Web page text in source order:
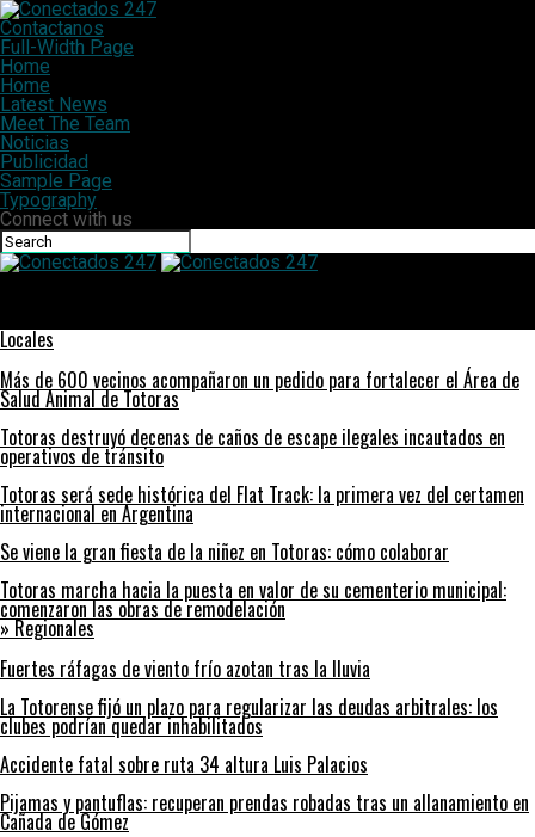
Contactanos
Full-Width Page
Home
Home
Latest News
Meet The Team
Noticias
Publicidad
Sample Page
Typography
Connect with us
Locales
Más de 600 vecinos acompañaron un pedido para fortalecer el Área de
Salud Animal de Totoras
Totoras destruyó decenas de caños de escape ilegales incautados en
operativos de tránsito
Totoras será sede histórica del Flat Track: la primera vez del certamen
internacional en Argentina
Se viene la gran fiesta de la niñez en Totoras: cómo colaborar
Totoras marcha hacia la puesta en valor de su cementerio municipal:
comenzaron las obras de remodelación
» Regionales
Fuertes ráfagas de viento frío azotan tras la lluvia
La Totorense fijó un plazo para regularizar las deudas arbitrales: los
clubes podrían quedar inhabilitados
Accidente fatal sobre ruta 34 altura Luis Palacios
Pijamas y pantuflas: recuperan prendas robadas tras un allanamiento en
Cañada de Gómez